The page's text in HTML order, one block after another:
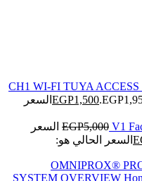
CH1 WI-FI TUYA
EGP1,500
السعر
V1
EGP5,000
السعر
السعر الحالي هو: